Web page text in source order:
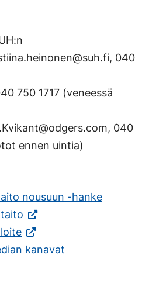
, 040
750 1717 (veneessä
, 040
ennen uintia)
nousuun -hanke
(Vieraile
ulkoisella
sivustolla.
(Vieraile
ulkoisella
kanavat